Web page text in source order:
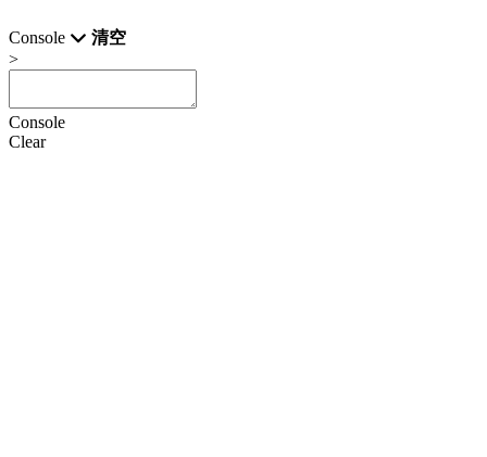
Console
清空
>
Console
Clear